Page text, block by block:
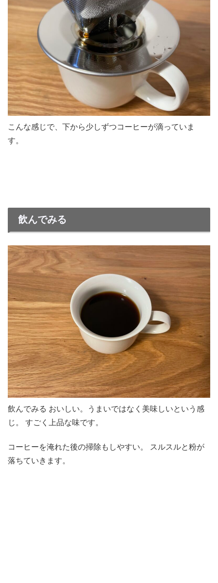
こんな感じで、下から少しずつコーヒーが滴っていま
す。
飲んでみる
飲んでみる おいしい。うまいではなく美味しいという感
じ。 すごく上品な味です。
コーヒーを淹れた後の掃除もしやすい。 スルスルと粉が
落ちていきます。